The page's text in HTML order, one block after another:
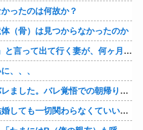
ったのは何故か？
（骨）は見つからなかったのか
【4/4】「今日は早く帰ります」と言って出て行く妻が、何ヶ月ぶりだろう、見送る私に振り返って手を振っている。罪のなせる気持ちの表れなのか。今日の午後調査員から連絡が入る…
、、、
先週夫に、私に彼がいるのがバレました。バレ覚悟での朝帰りでしたが・・・ 私は意志を持って彼に抱かれました。その時にはもう結婚生活を終わりにする覚悟が出来ていました。
彼氏「俺の親は毒親。だから結婚しても一切関わらなくていい」私「うん」彼氏「そのかわり俺もお前の親と一切関わらない。結婚の挨拶にも行かない」私「えっ」